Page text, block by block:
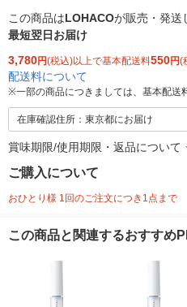
この商品はLOHACOが販売・発送
最短翌日お届け
3,780円(税込)以上で基本配送料550円(
配送料について
※一部の商品につきましては、基本配送
在庫確認住所：東京都にお届け
賞味期限/使用期限・返品について
ご購入について
おひとり様 1回のご注文につき1点まで
この商品と関連するおすすめ